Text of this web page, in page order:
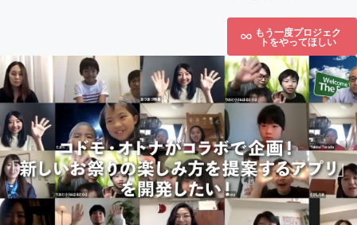
もう一度プロジェク
トをやってほしい